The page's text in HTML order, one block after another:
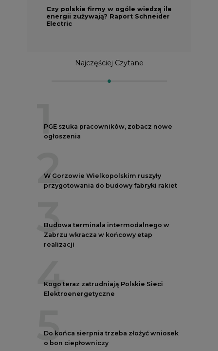
Czy polskie firmy w ogóle wiedzą ile
energii zużywają? Raport Schneider
Electric
Najczęściej Czytane
1
PGE szuka pracowników, zobacz nowe
ogłoszenia
2
W Gorzowie Wielkopolskim ruszyły
przygotowania do budowy fabryki rakiet
3
Budowa terminala intermodalnego w
Zabrzu wkracza w końcowy etap
realizacji
4
Kogo teraz zatrudniają Polskie Sieci
Elektroenergetyczne
5
Do końca sierpnia trzeba złożyć wniosek
o bon ciepłowniczy